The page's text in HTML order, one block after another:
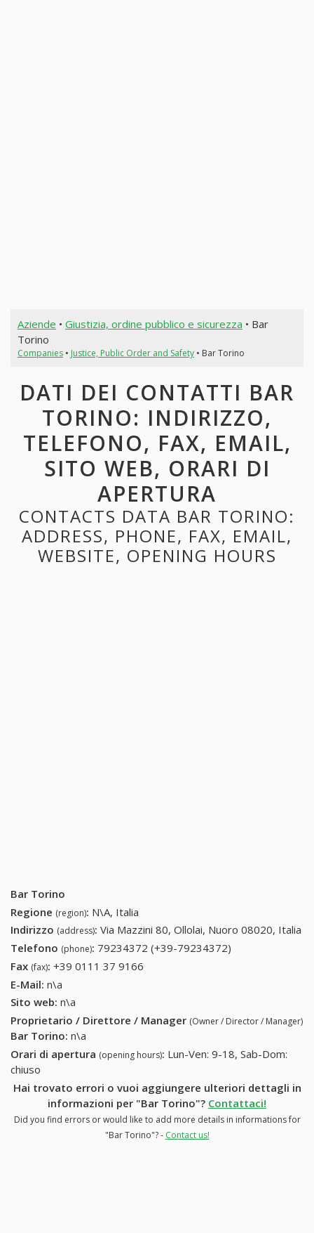
Aziende • Giustizia, ordine pubblico e sicurezza • Bar
Torino
Companies• Justice, Public Order and Safety• Bar Torino
DATI DEI CONTATTI BAR
TORINO: INDIRIZZO,
TELEFONO, FAX, EMAIL,
SITO WEB, ORARI DI
APERTURA
CONTACTS DATA BAR TORINO:
ADDRESS, PHONE, FAX, EMAIL,
WEBSITE, OPENING HOURS
Bar Torino
Regione (region): N\A, Italia
Indirizzo (address): Via Mazzini 80, Ollolai, Nuoro 08020, Italia
Telefono (phone): 79234372 (+39-79234372)
Fax (fax): +39 0111 37 9166
E-Mail: n\a
Sito web: n\a
Proprietario / Direttore / Manager (Owner / Director / Manager)
Bar Torino: n\a
Orari di apertura (opening hours): Lun-Ven: 9-18, Sab-Dom:
chiuso
Hai trovato errori o vuoi aggiungere ulteriori dettagli in
informazioni per "Bar Torino"? Contattaci!
Did you find errors or would like to add more details in informations for
"Bar Torino"? - Contact us!